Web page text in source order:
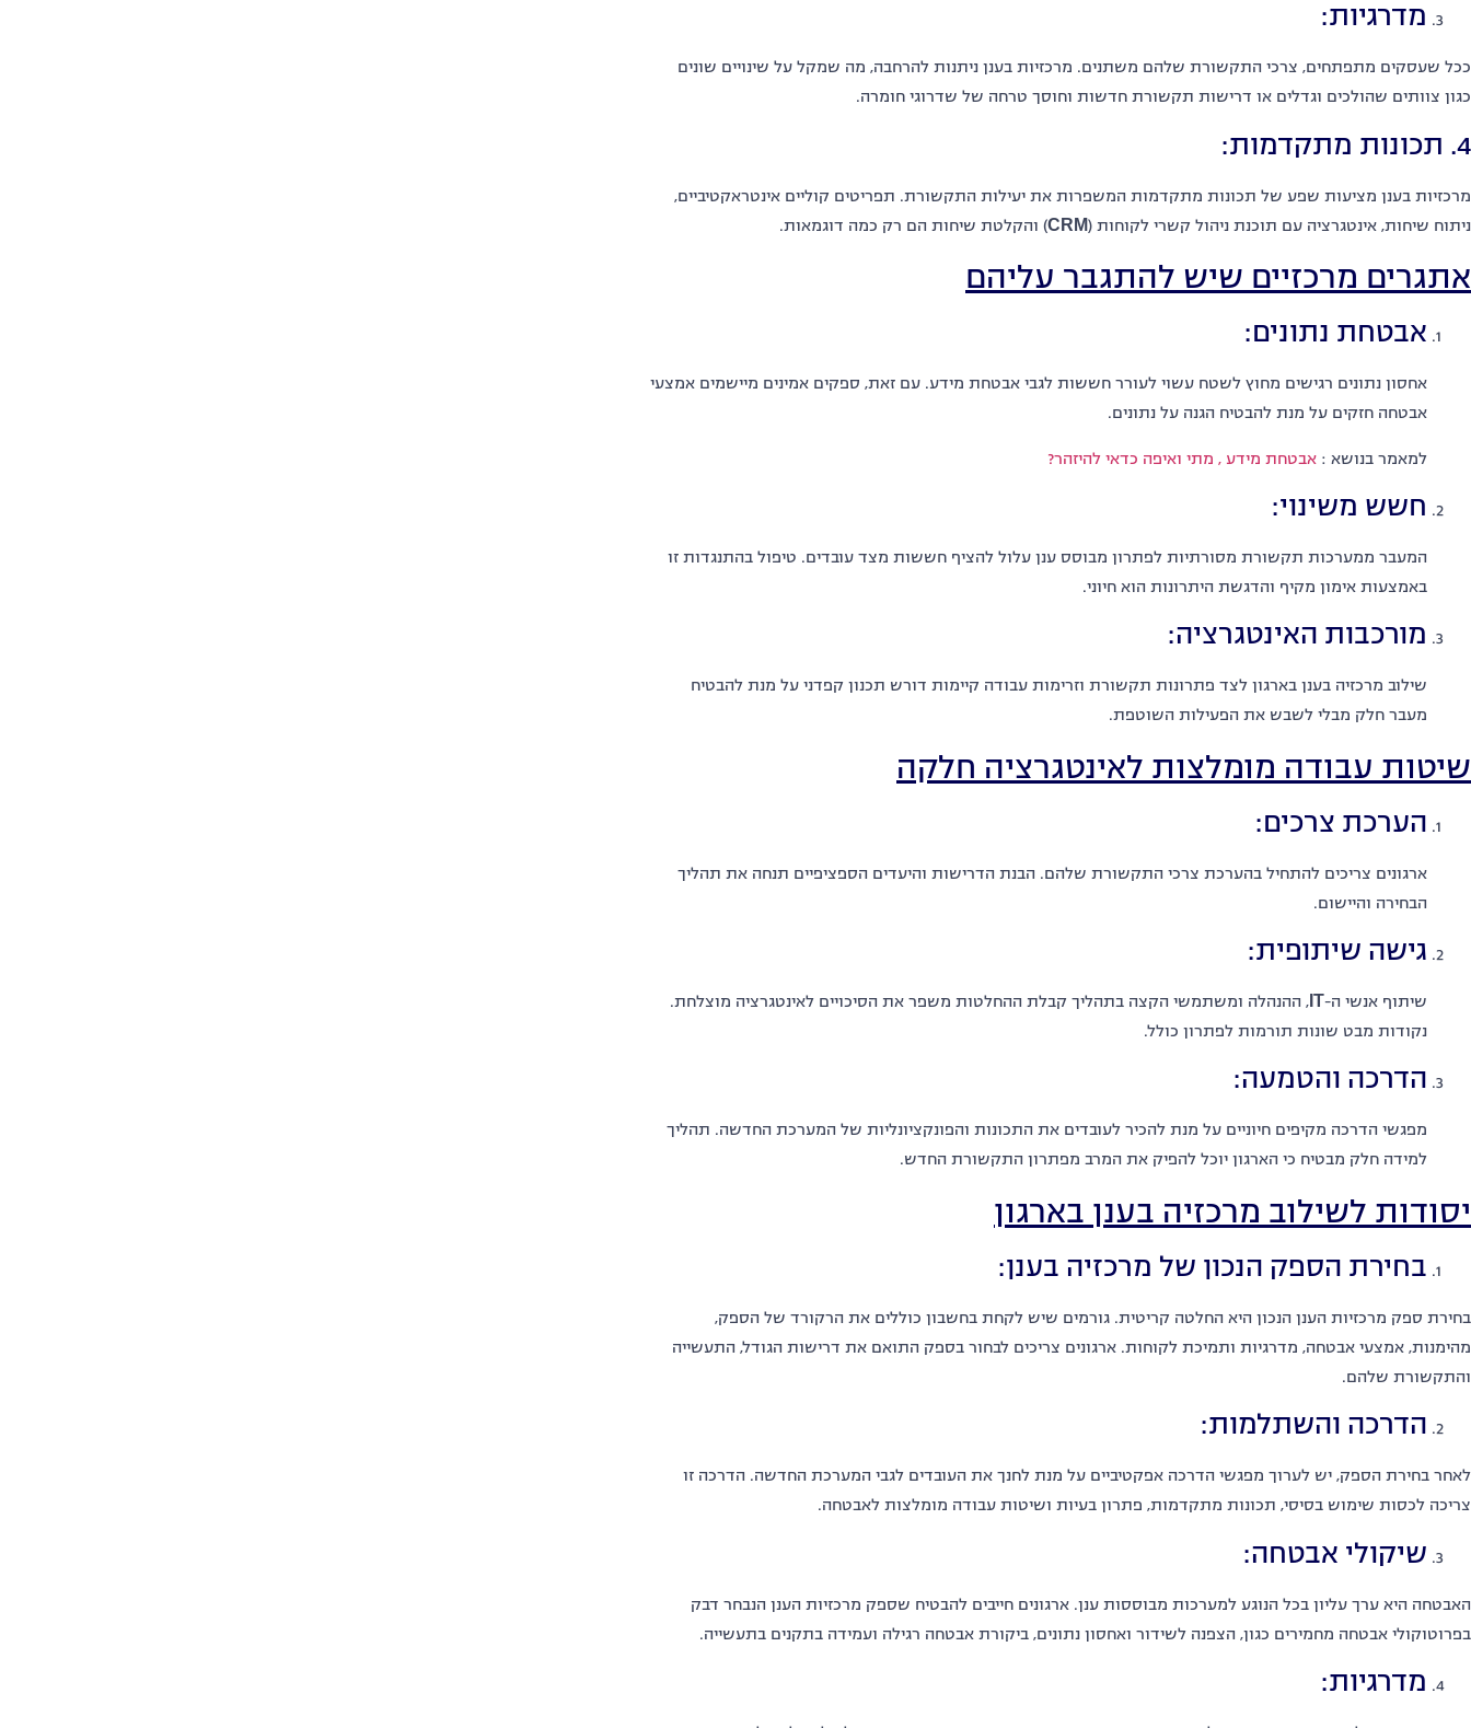
מדרגיות:
ככל שעסקים מתפתחים, צרכי התקשורת שלהם משתנים. מרכזיות בענן ניתנות להרחבה, מה שמקל על שינויים שונים
כגון צוותים שהולכים וגדלים או דרישות תקשורת חדשות וחוסך טרחה של שדרוגי חומרה.
4. תכונות מתקדמות:
מרכזיות בענן מציעות שפע של תכונות מתקדמות המשפרות את יעילות התקשורת. תפריטים קוליים אינטראקטיביים,
ניתוח שיחות, אינטגרציה עם תוכנת ניהול קשרי לקוחות (CRM) והקלטת שיחות הם רק כמה דוגמאות.
אתגרים מרכזיים שיש להתגבר עליהם
אבטחת נתונים:
אחסון נתונים רגישים מחוץ לשטח עשוי לעורר חששות לגבי אבטחת מידע. עם זאת, ספקים אמינים מיישמים אמצעי
אבטחה חזקים על מנת להבטיח הגנה על נתונים.
למאמר בנושא : אבטחת מידע , מתי ואיפה כדאי להיזהר?
חשש משינוי:
המעבר ממערכות תקשורת מסורתיות לפתרון מבוסס ענן עלול להציף חששות מצד עובדים. טיפול בהתנגדות זו
באמצעות אימון מקיף והדגשת היתרונות הוא חיוני.
מורכבות האינטגרציה:
שילוב מרכזיה בענן בארגון לצד פתרונות תקשורת וזרימות עבודה קיימות דורש תכנון קפדני על מנת להבטיח
מעבר חלק מבלי לשבש את הפעילות השוטפת.
שיטות עבודה מומלצות לאינטגרציה חלקה
הערכת צרכים:
ארגונים צריכים להתחיל בהערכת צרכי התקשורת שלהם. הבנת הדרישות והיעדים הספציפיים תנחה את תהליך
הבחירה והיישום.
גישה שיתופית:
שיתוף אנשי ה-IT , ההנהלה ומשתמשי הקצה בתהליך קבלת ההחלטות משפר את הסיכויים לאינטגרציה מוצלחת.
נקודות מבט שונות תורמות לפתרון כולל.
הדרכה והטמעה:
מפגשי הדרכה מקיפים חיוניים על מנת להכיר לעובדים את התכונות והפונקציונליות של המערכת החדשה. תהליך
למידה חלק מבטיח כי הארגון יוכל להפיק את המרב מפתרון התקשורת החדש.
יסודות לשילוב מרכזיה בענן בארגון
בחירת הספק הנכון של מרכזיה בענן:
בחירת ספק מרכזיות הענן הנכון היא החלטה קריטית. גורמים שיש לקחת בחשבון כוללים את הרקורד של הספק,
מהימנות, אמצעי אבטחה, מדרגיות ותמיכת לקוחות. ארגונים צריכים לבחור בספק התואם את דרישות הגודל, התעשייה
והתקשורת שלהם.
הדרכה והשתלמות:
לאחר בחירת הספק, יש לערוך מפגשי הדרכה אפקטיביים על מנת לחנך את העובדים לגבי המערכת החדשה. הדרכה זו
צריכה לכסות שימוש בסיסי, תכונות מתקדמות, פתרון בעיות ושיטות עבודה מומלצות לאבטחה.
שיקולי אבטחה:
האבטחה היא ערך עליון בכל הנוגע למערכות מבוססות ענן. ארגונים חייבים להבטיח שספק מרכזיות הענן הנבחר דבק
בפרוטוקולי אבטחה מחמירים כגון, הצפנה לשידור ואחסון נתונים, ביקורת אבטחה רגילה ועמידה בתקנים בתעשייה.
מדרגיות: